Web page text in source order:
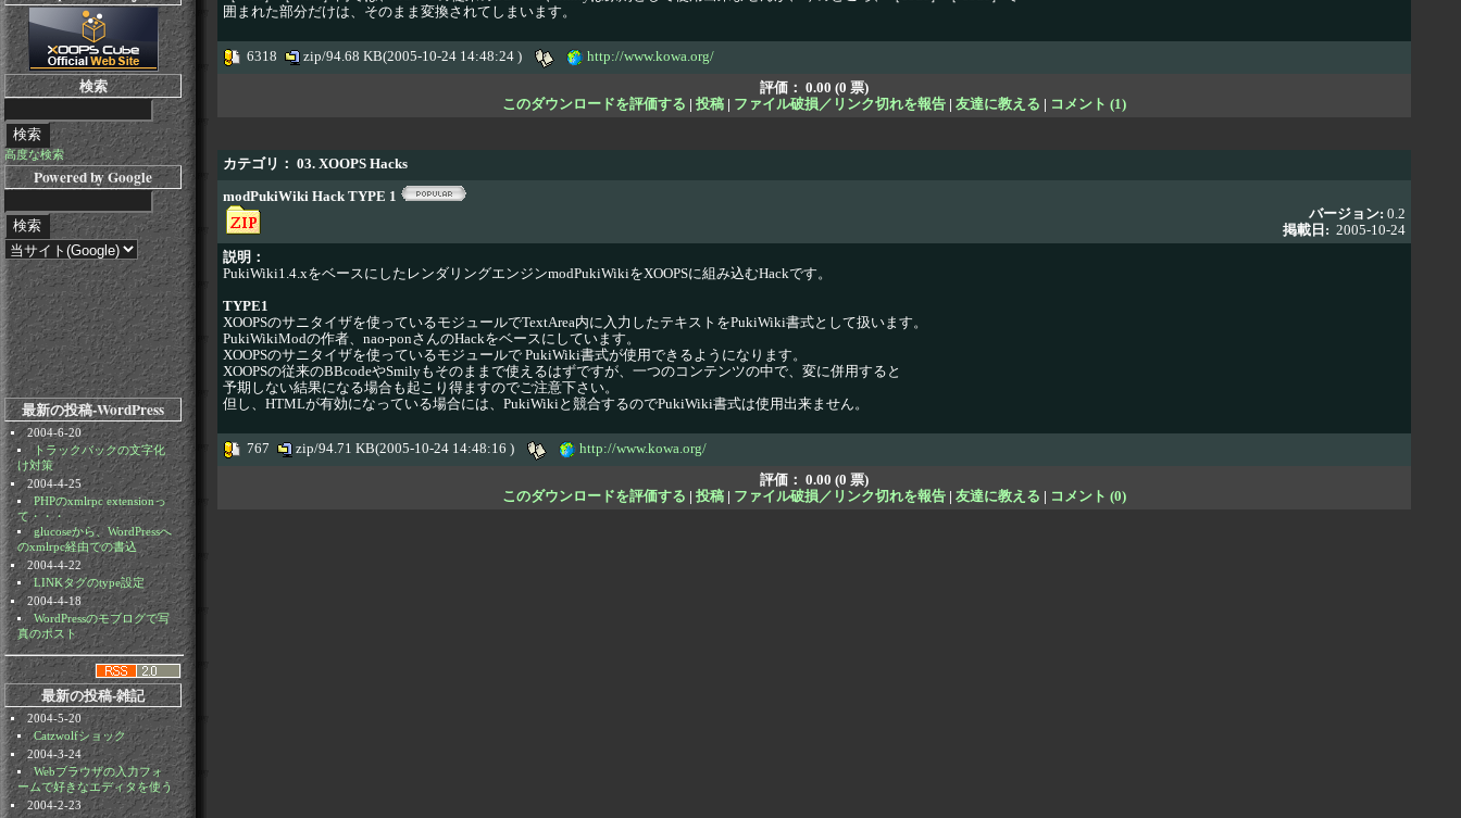
検索
高度な検索
Powered by Google
最新の投稿-WordPress
2004-6-20
トラックバックの文字化
け対策
2004-4-25
PHPのxmlrpc extensionっ
て・・・
glucoseから、WordPressへ
のxmlrpc経由での書込
2004-4-22
LINKタグのtype設定
2004-4-18
WordPressのモブログで写
真のポスト
最新の投稿-雑記
2004-5-20
Catzwolfショック
2004-3-24
Webブラウザの入力フォ
ームで好きなエディタを使う
2004-2-23
囲まれた部分だけは、そのまま変換されてしまいます。
6318 zip/94.68 KB(2005-10-24 14:48:24 )
http://www.kowa.org/
評価： 0.00 (0 票)
このダウンロードを評価する | 投稿 | ファイル破損／リンク切れを報告 | 友達に教える | コメント (1)
カテゴリ： 03. XOOPS Hacks
modPukiWiki Hack TYPE 1
バージョン: 0.2
掲載日: 2005-10-24
説明：
PukiWiki1.4.xをベースにしたレンダリングエンジンmodPukiWikiをXOOPSに組み込むHackです。
TYPE1
XOOPSのサニタイザを使っているモジュールでTextArea内に入力したテキストをPukiWiki書式として扱います。
PukiWikiModの作者、nao-ponさんのHackをベースにしています。
XOOPSのサニタイザを使っているモジュールで PukiWiki書式が使用できるようになります。
XOOPSの従来のBBcodeやSmilyもそのままで使えるはずですが、一つのコンテンツの中で、変に併用すると
予期しない結果になる場合も起こり得ますのでご注意下さい。
但し、HTMLが有効になっている場合には、PukiWikiと競合するのでPukiWiki書式は使用出来ません。
767 zip/94.71 KB(2005-10-24 14:48:16 )
http://www.kowa.org/
評価： 0.00 (0 票)
このダウンロードを評価する | 投稿 | ファイル破損／リンク切れを報告 | 友達に教える | コメント (0)